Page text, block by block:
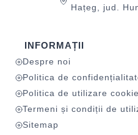
Hațeg, jud.
INFORMAȚII
Despre noi
Politica de
Politica de utilizare
Termeni și condiții de
Sitemap